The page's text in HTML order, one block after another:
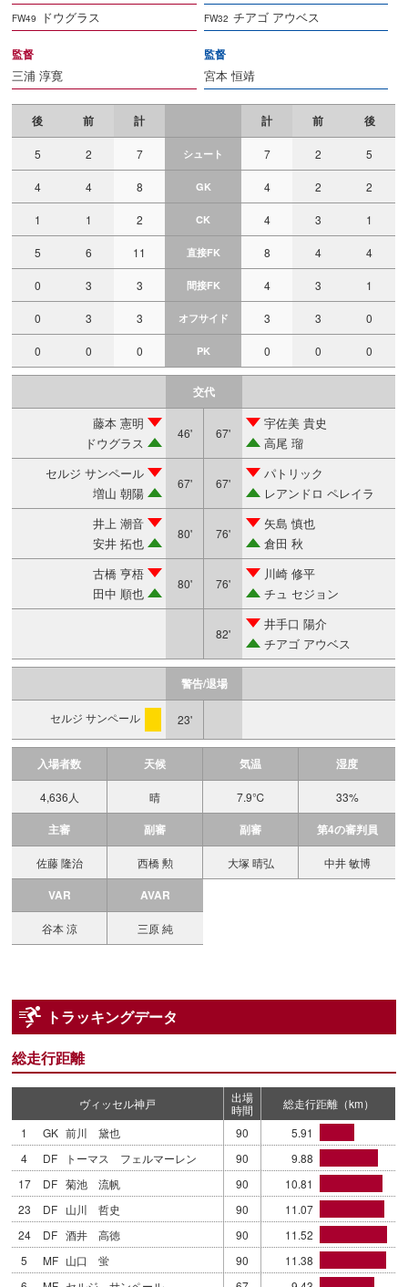
FW49 ドウグラス
監督
三浦 淳寛
FW32 チアゴ アウベス
監督
宮本 恒靖
後 前 計 計 前 後
5 2 7 シュート 7 2 5
4 4 8 GK 4 2 2
1 1 2 CK 4 3 1
5 6 11 直接FK 8 4 4
0 3 3 間接FK 4 3 1
0 3 3 オフサイド 3 3 0
0 0 0 PK 0 0 0
交代
藤本 憲明
ドウグラス
46' 67'
宇佐美 貴史
高尾 瑠
セルジ サンペール
増山 朝陽
67' 67'
パトリック
レアンドロ ペレイラ
井上 潮音
安井 拓也
80' 76'
矢島 慎也
倉田 秋
古橋 亨梧
田中 順也
80' 76'
川崎 修平
チュ セジョン
82'
井手口 陽介
チアゴ アウベス
警告/退場
セルジ サンペール 警告23'
入場者数 天候 気温 湿度
4,636人 晴 7.9℃ 33%
主審 副審 副審 第4の審判員
佐藤 隆治 西橋 勲 大塚 晴弘 中井 敏博
VAR AVAR
谷本 涼 三原 純
トラッキングデータ
総走行距離
ヴィッセル神戸
出場
時間
総走行距離（km）
1
GK 前川 黛也 90
5.91
4
DF トーマス フェルマーレン 90
9.88
17
DF 菊池 流帆 90
10.81
23
DF 山川 哲史 90
11.07
24
DF 酒井 高徳 90
11.52
5
MF 山口 蛍 90
11.38